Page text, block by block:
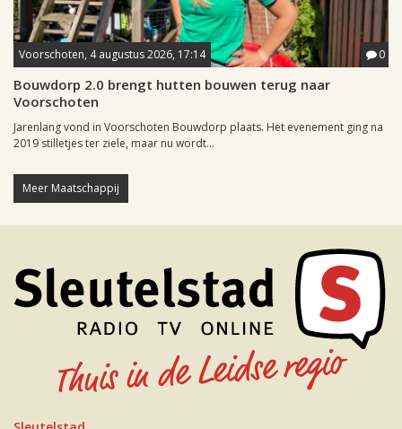
Voorschoten, 4 augustus 2026, 17:14 0
Bouwdorp 2.0 brengt hutten bouwen terug naar
Voorschoten
Jarenlang vond in Voorschoten Bouwdorp plaats. Het evenement ging na
2019 stilletjes ter ziele, maar nu wordt...
Meer Maatschappij